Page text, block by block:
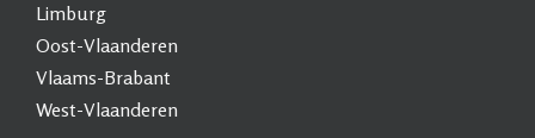
Limburg
Oost-Vlaanderen
Vlaams-Brabant
West-Vlaanderen